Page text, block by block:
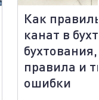
Как
канат в
правила и
ошибки